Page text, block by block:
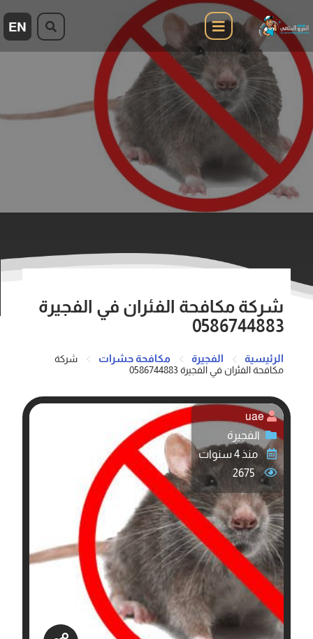
شركة مكافحة الفئران في الفجيرة
0586744883
الرئيسية الفجيرة مكافحة حشرات
شركة
مكافحة الفئران في الفجيرة 0586744883
uae
الفجيرة
منذ 4 سنوات